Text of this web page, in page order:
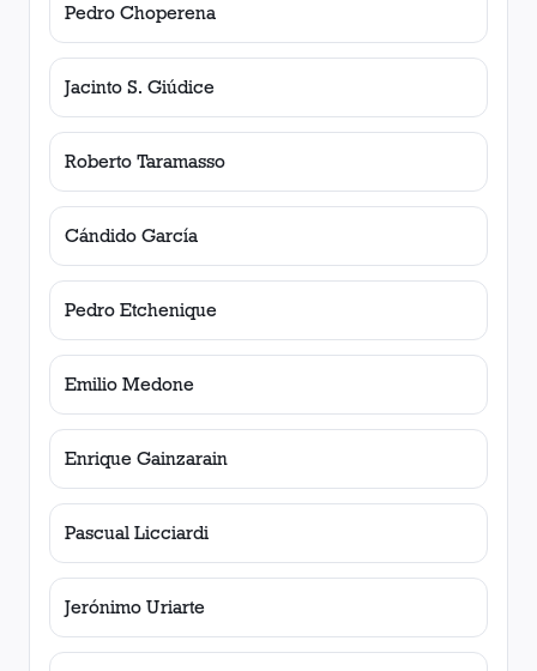
Pedro Choperena
Jacinto S. Giúdice
Roberto Taramasso
Cándido García
Pedro Etchenique
Emilio Medone
Enrique Gainzarain
Pascual Licciardi
Jerónimo Uriarte